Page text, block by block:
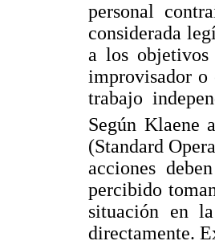
personal
considerada
a los objetivos
improvisador o
trabajo
Según Klaene
(Standard
acciones
percibido
situación en
directamente.